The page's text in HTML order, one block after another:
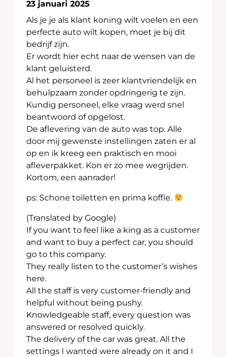
23 januari 2025
Als je je als klant koning wilt voelen en een
perfecte auto wilt kopen, moet je bij dit
bedrijf zijn.
Er wordt hier echt naar de wensen van de
klant geluisterd.
Al het personeel is zeer klantvriendelijk en
behulpzaam zonder opdringerig te zijn.
Kundig personeel, elke vraag werd snel
beantwoord of opgelost.
De aflevering van de auto was top. Alle
door mij gewenste instellingen zaten er al
op en ik kreeg een praktisch en mooi
afleverpakket. Kon er zo mee wegrijden.
Kortom, een aanrader!
ps: Schone toiletten en prima koffie.
(Translated by Google)
If you want to feel like a king as a customer
and want to buy a perfect car, you should
go to this company.
They really listen to the customer’s wishes
here.
All the staff is very customer-friendly and
helpful without being pushy.
Knowledgeable staff, every question was
answered or resolved quickly.
The delivery of the car was great. All the
settings I wanted were already on it and I